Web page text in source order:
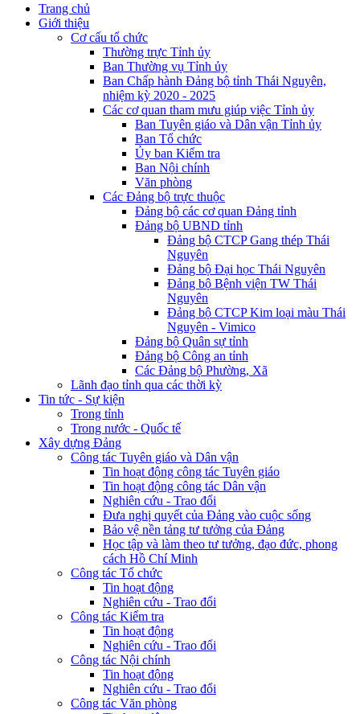
Trang chủ
Giới thiệu
Cơ cấu tổ chức
Thường trực Tỉnh ủy
Ban Thường vụ Tỉnh ủy
Ban Chấp hành Đảng bộ tỉnh Thái Nguyên,
nhiệm kỳ 2020 - 2025
Các cơ quan tham mưu giúp việc Tỉnh ủy
Ban Tuyên giáo và Dân vận Tỉnh ủy
Ban Tổ chức
Ủy ban Kiểm tra
Ban Nội chính
Văn phòng
Các Đảng bộ trực thuộc
Đảng bộ các cơ quan Đảng tỉnh
Đảng bộ UBND tỉnh
Đảng bộ CTCP Gang thép Thái
Nguyên
Đảng bộ Đại học Thái Nguyên
Đảng bộ Bệnh viện TW Thái
Nguyên
Đảng bộ CTCP Kim loại màu Thái
Nguyên - Vimico
Đảng bộ Quân sự tỉnh
Đảng bộ Công an tỉnh
Các Đảng bộ Phường, Xã
Lãnh đạo tỉnh qua các thời kỳ
Tin tức - Sự kiện
Trong tỉnh
Trong nước - Quốc tế
Xây dựng Đảng
Công tác Tuyên giáo và Dân vận
Tin hoạt động công tác Tuyên giáo
Tin hoạt động công tác Dân vận
Nghiên cứu - Trao đổi
Đưa nghị quyết của Đảng vào cuộc sống
Bảo vệ nền tảng tư tưởng của Đảng
Học tập và làm theo tư tưởng, đạo đức, phong
cách Hồ Chí Minh
Công tác Tổ chức
Tin hoạt động
Nghiên cứu - Trao đổi
Công tác Kiểm tra
Tin hoạt động
Nghiên cứu - Trao đổi
Công tác Nội chính
Tin hoạt động
Nghiên cứu - Trao đổi
Công tác Văn phòng